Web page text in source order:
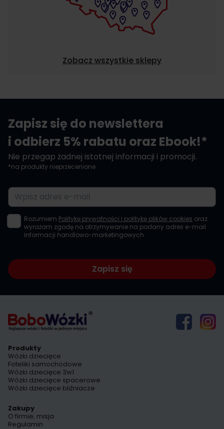
Zobacz wszystkie sklepy
Zapisz się do newslettera
i odbierz 5% rabatu oraz Ebook!*
Nie przegap żadnej istotnej informacji i promocji.
*na produkty nieprzecenione
Adres e-mail
Rozumiem Politykę prywatności i politykę plików cookies oraz
wyrażam zgodę na otrzymywanie na podany adres e-mail
informacji handlowo-marketingowych.
Zapisz się
Produkty
Wózki dziecięce
Foteliki samochodowe
Wózki dziecięce 3w1
Wózki dziecięce spacerowe
Wózki dziecięce bliźniacze
Zakupy
O firmie, misja
Regulamin